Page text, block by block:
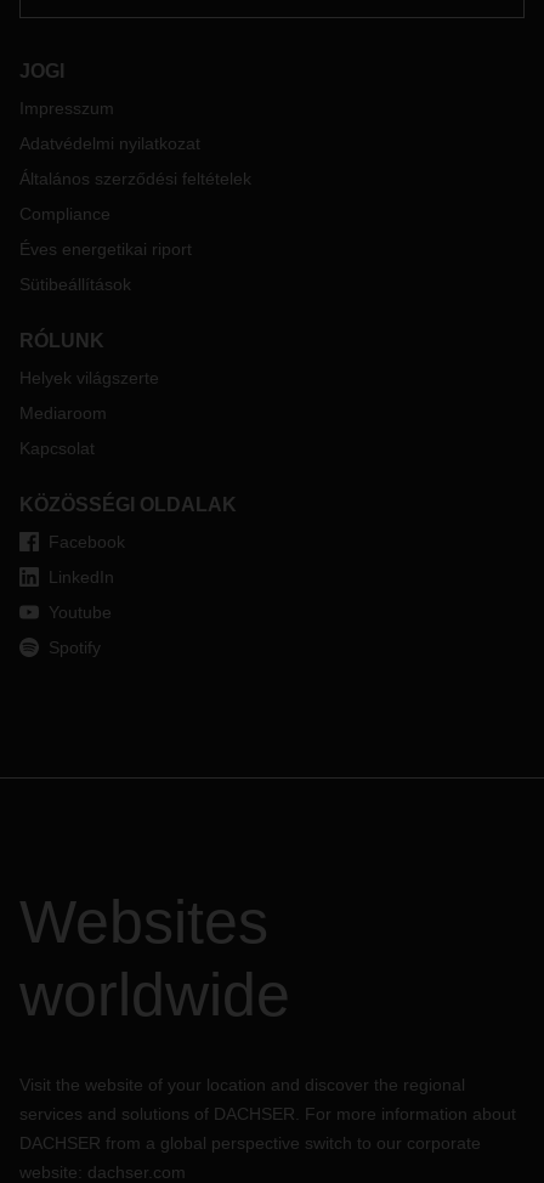
JOGI
Impresszum
Adatvédelmi nyilatkozat
Általános szerződési feltételek
Compliance
Éves energetikai riport
Sütibeállítások
RÓLUNK
Helyek világszerte
Mediaroom
Kapcsolat
KÖZÖSSÉGI OLDALAK
Facebook
LinkedIn
Youtube
Spotify
Websites
worldwide
Visit the website of your location and discover the regional
services and solutions of DACHSER. For more information about
DACHSER from a global perspective switch to our corporate
website: dachser.com